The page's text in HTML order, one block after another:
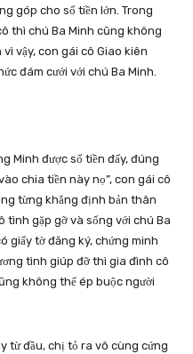
góp cho số tiền lớn. Trong
thì chú Ba Minh cũng không
vậy, con gái cô Giao kiên
đám cưới với chú Ba Minh.
Minh được số tiền đấy, đúng
chia tiền này nọ”, con gái cô
từng khẳng định bản thân
tình gặp gỡ và sống với chú Ba
giấy tờ đăng ký, chứng minh
tình giúp đỡ thì gia đình cô
không thể ép buộc người
từ đầu, chị tỏ ra vô cùng cứng